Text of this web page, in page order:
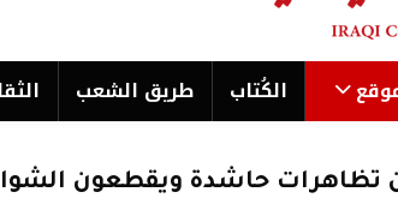
الكُتاب طریق الشعب
تظاهرات حاشدة ويقطعون